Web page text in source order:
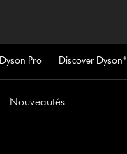
Dyson Pro Discover Dyson*
Nouveautés